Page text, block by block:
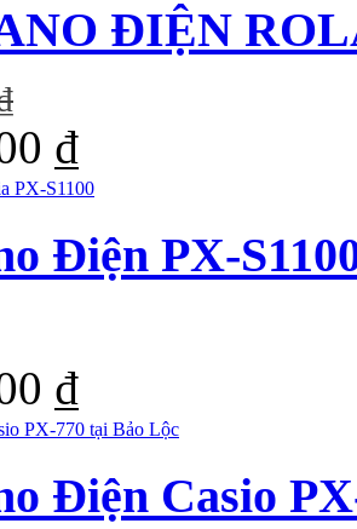
ĐIỆN
₫
Điện PX-
₫
Điện Casio